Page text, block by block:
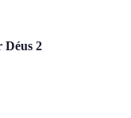
Déus 2